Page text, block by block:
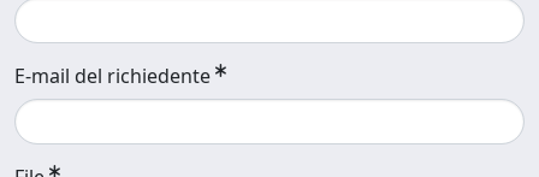
E-mail del richiedente